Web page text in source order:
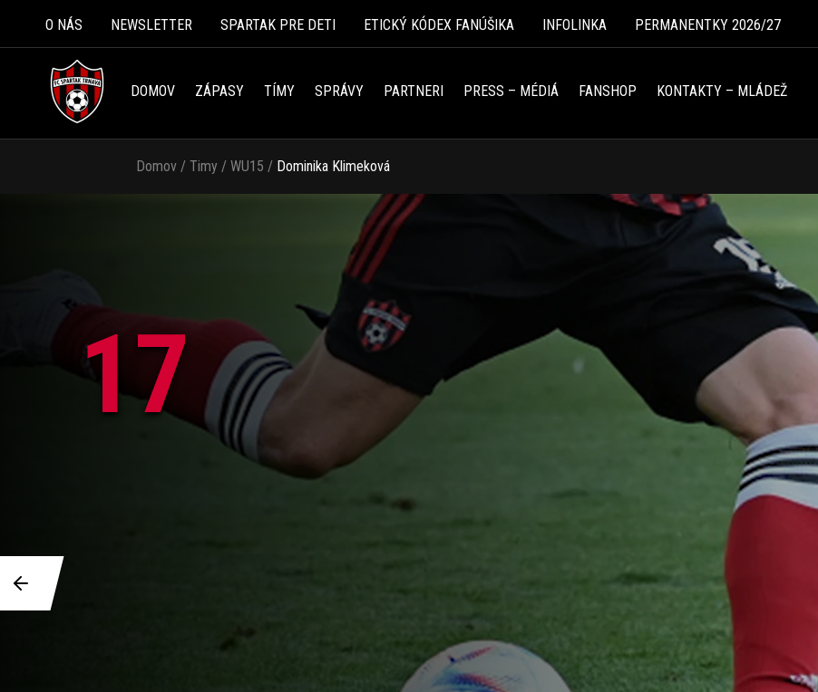
O NÁS NEWSLETTER SPARTAK PRE DETI ETICKÝ KÓDEX FANÚŠIKA INFOLINKA PERMANENTKY 2026/27
DOMOV ZÁPASY TÍMY SPRÁVY PARTNERI PRESS – MÉDIÁ FANSHOP KONTAKTY – MLÁDEŽ
Domov / Timy / WU15 / Dominika Klimeková
17